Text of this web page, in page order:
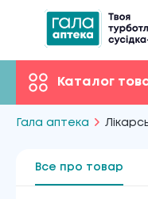
Каталог
Гала аптека
Все про товар